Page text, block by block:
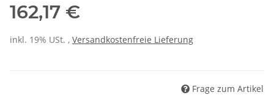
162,17 €
inkl. 19% USt. , Versandkostenfreie Lieferung
Frage zum Artikel